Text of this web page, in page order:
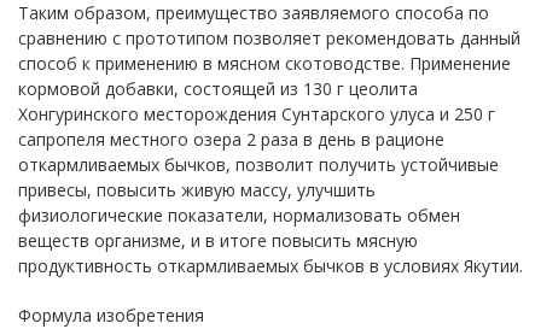
Таким образом, преимущество заявляемого способа по
сравнению с прототипом позволяет рекомендовать данный
способ к применению в мясном скотоводстве. Применение
кормовой добавки, состоящей из 130 г цеолита
Хонгуринского месторождения Сунтарского улуса и 250 г
сапропеля местного озера 2 раза в день в рационе
откармливаемых бычков, позволит получить устойчивые
привесы, повысить живую массу, улучшить
физиологические показатели, нормализовать обмен
веществ организме, и в итоге повысить мясную
продуктивность откармливаемых бычков в условиях Якутии.
Формула изобретения